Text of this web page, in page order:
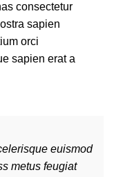
consectetur
sapien
orci
sapien erat a
euismod
metus feugiat